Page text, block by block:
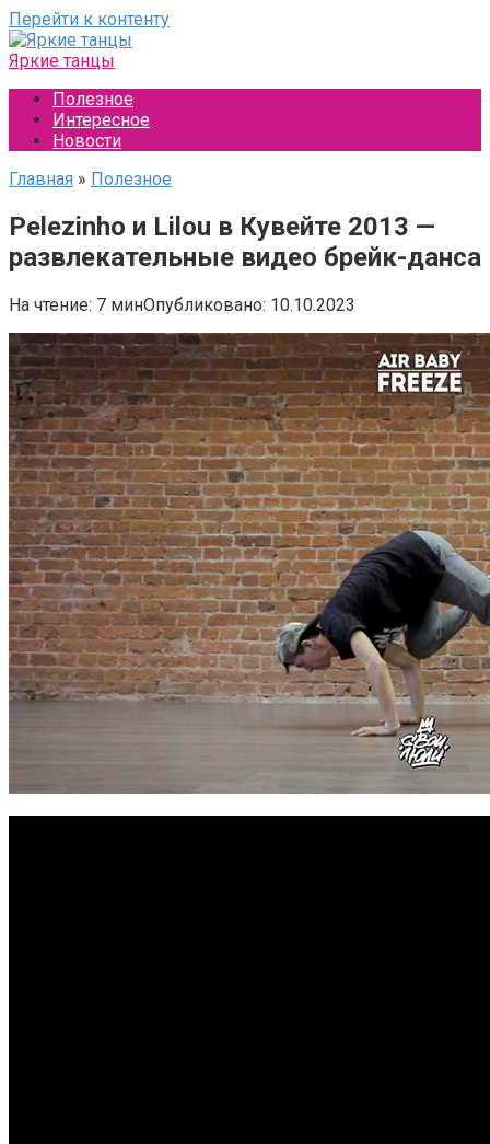
Перейти к контенту
Яркие танцы
Полезное
Интересное
Новости
Главная » Полезное
Pelezinho и Lilou в Кувейте 2013 —
развлекательные видео брейк-данса
На чтение: 7 минОпубликовано: 10.10.2023